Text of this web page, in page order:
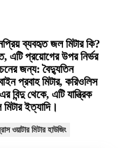
ব্যবহৃত জল মিটার কি?
এটি প্রয়োগের উপর নির্ভর
জন্য: বৈদ্যুতিন
প্রবাহ মিটার, করিওলিস
বিন্দু থেকে, এটি যান্ত্রিক
ইত্যাদি।
ওয়াটার মিটার হাউজিং